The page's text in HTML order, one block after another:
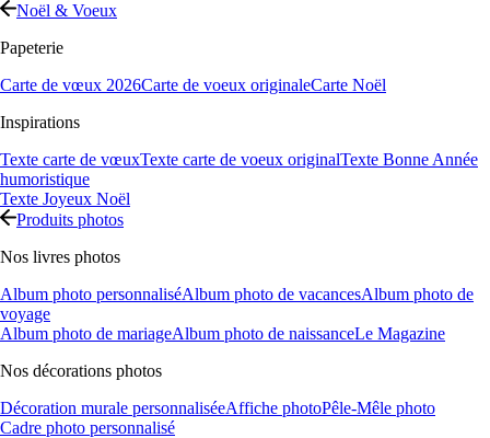
Noël & Voeux
Papeterie
Carte de vœux 2026Carte de voeux originaleCarte Noël
Inspirations
Texte carte de vœuxTexte carte de voeux originalTexte Bonne Année
humoristique
Texte Joyeux Noël
Produits photos
Nos livres photos
Album photo personnaliséAlbum photo de vacancesAlbum photo de
voyage
Album photo de mariageAlbum photo de naissanceLe Magazine
Nos décorations photos
Décoration murale personnaliséeAffiche photoPêle-Mêle photo
Cadre photo personnalisé